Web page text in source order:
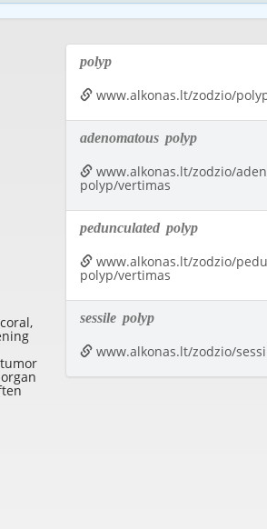
polyp
www.alkonas.lt/zodzio/
adenomatous polyp
www.alkonas.lt/zodzio/
polyp/vertimas
pedunculated polyp
www.alkonas.lt/zodzio/
polyp/vertimas
sessile polyp
www.alkonas.lt/zodzio/